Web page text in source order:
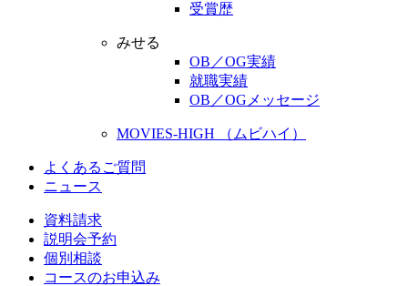
受賞歴
みせる
OB／OG実績
就職実績
OB／OGメッセージ
MOVIES-HIGH （ムビハイ）
よくあるご質問
ニュース
資料請求
説明会予約
個別相談
コースのお申込み